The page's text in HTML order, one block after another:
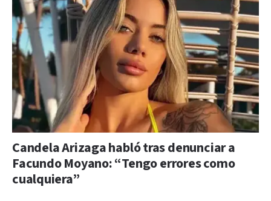
Candela Arizaga habló tras denunciar a
Facundo Moyano: “Tengo errores como
cualquiera”